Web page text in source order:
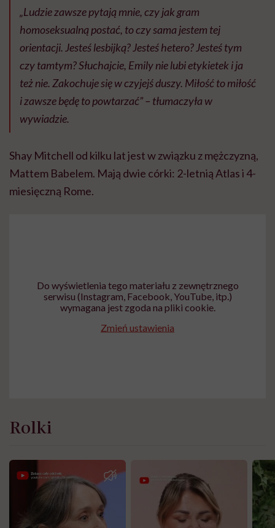
„Ludzie zawsze pytają mnie, czy jak gram
homoseksualną postać, to czy sama jestem tej
orientacji. Jesteś lesbijką? Jesteś hetero? Jesteś tym
czy tamtym? Słuchajcie, Emily nie lubi etykietek i ja
też nie. Zakochuje się w czyjejś duszy. Miłość to miłość
i zawsze będę to powtarzać” – tłumaczyła w
wywiadzie.
Shay Mitchell od kilku lat jest w związku z mężczyzną,
Mattem Babelem. Mają dwie córki: 2-letnią Atlas i 4-
miesięczną Rome.
Do wyświetlenia tego materiału z zewnętrznego
serwisu (Instagram, Facebook, YouTube, itp.)
wymagana jest zgoda na pliki cookie.
Zmień ustawienia
Rolki